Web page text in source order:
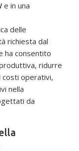
e in una
delle
richiesta dal
ha consentito
ridurre
costi operativi,
nella
da